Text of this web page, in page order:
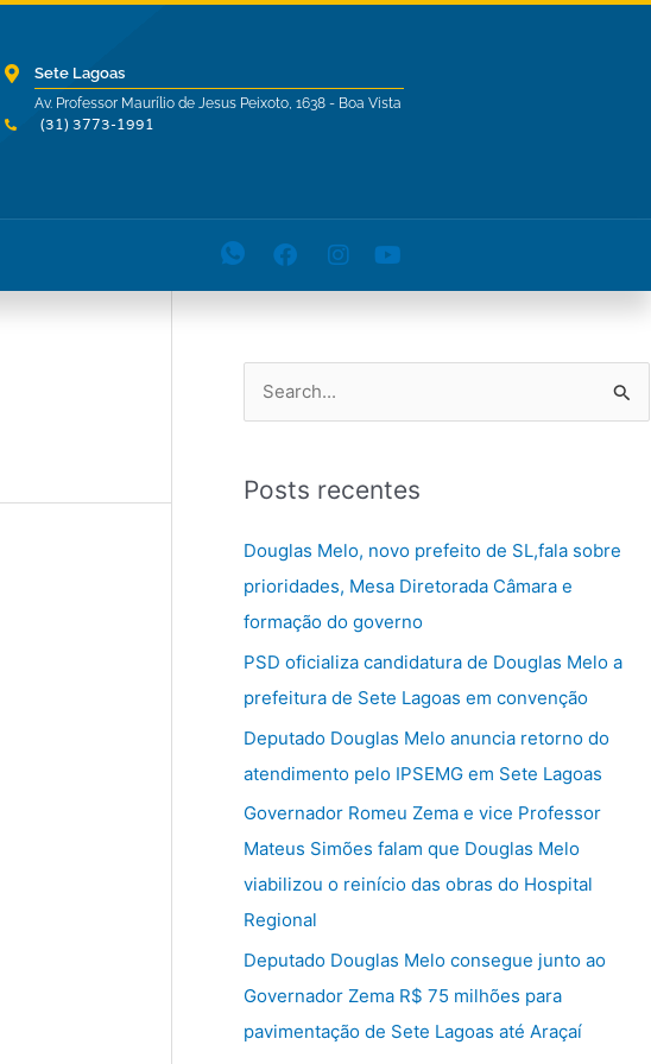
Sete Lagoas
Av. Professor Maurílio de Jesus Peixoto, 1638 - Boa Vista
(31) 3773-1991
q
u
s
o
r
:
Posts recentes
Douglas Melo, novo prefeito de SL,fala sobre
prioridades, Mesa Diretorada Câmara e
formação do governo
PSD oficializa candidatura de Douglas Melo a
prefeitura de Sete Lagoas em convenção
Deputado Douglas Melo anuncia retorno do
atendimento pelo IPSEMG em Sete Lagoas
Governador Romeu Zema e vice Professor
Mateus Simões falam que Douglas Melo
viabilizou o reinício das obras do Hospital
Regional
Deputado Douglas Melo consegue junto ao
Governador Zema R$ 75 milhões para
pavimentação de Sete Lagoas até Araçaí